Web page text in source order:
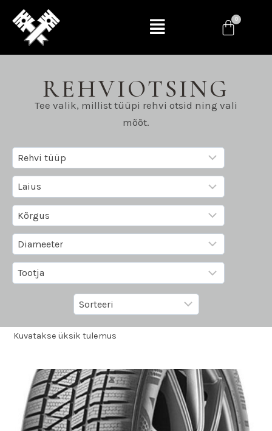
REHVIOTSING
Tee valik, millist tüüpi rehvi otsid ning vali
mõõt.
Kuvatakse üksik tulemus